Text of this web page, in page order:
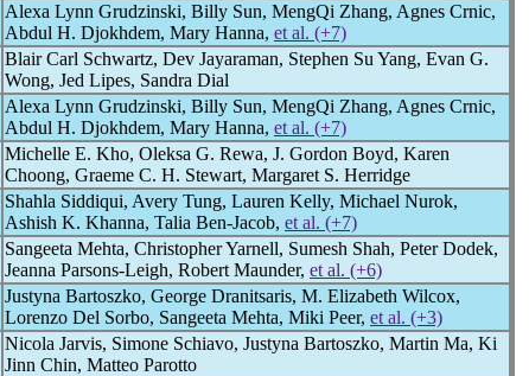
Alexa Lynn Grudzinski, Billy Sun, MengQi Zhang, Agnes Crnic,
Abdul H. Djokhdem, Mary Hanna, et al. (+7)
Blair Carl Schwartz, Dev Jayaraman, Stephen Su Yang, Evan G.
Wong, Jed Lipes, Sandra Dial
Alexa Lynn Grudzinski, Billy Sun, MengQi Zhang, Agnes Crnic,
Abdul H. Djokhdem, Mary Hanna, et al. (+7)
Michelle E. Kho, Oleksa G. Rewa, J. Gordon Boyd, Karen
Choong, Graeme C. H. Stewart, Margaret S. Herridge
Shahla Siddiqui, Avery Tung, Lauren Kelly, Michael Nurok,
Ashish K. Khanna, Talia Ben-Jacob, et al. (+7)
Sangeeta Mehta, Christopher Yarnell, Sumesh Shah, Peter Dodek,
Jeanna Parsons-Leigh, Robert Maunder, et al. (+6)
Justyna Bartoszko, George Dranitsaris, M. Elizabeth Wilcox,
Lorenzo Del Sorbo, Sangeeta Mehta, Miki Peer, et al. (+3)
Nicola Jarvis, Simone Schiavo, Justyna Bartoszko, Martin Ma, Ki
Jinn Chin, Matteo Parotto